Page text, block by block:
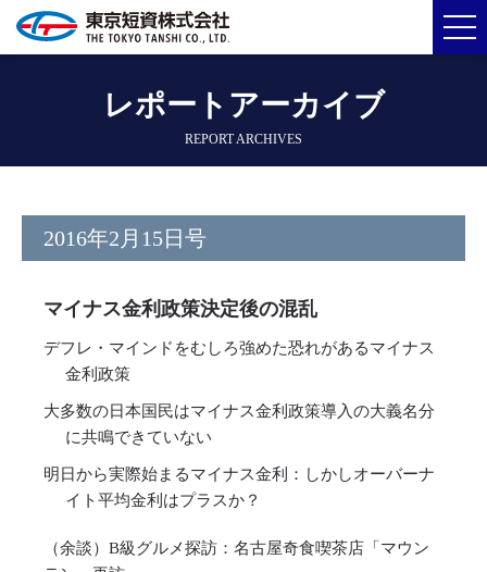
レポートアーカイブ
REPORT ARCHIVES
2016年2月15日号
マイナス金利政策決定後の混乱
デフレ・マインドをむしろ強めた恐れがあるマイナス
金利政策
大多数の日本国民はマイナス金利政策導入の大義名分
に共鳴できていない
明日から実際始まるマイナス金利：しかしオーバーナ
イト平均金利はプラスか？
（余談）B級グルメ探訪：名古屋奇食喫茶店「マウン